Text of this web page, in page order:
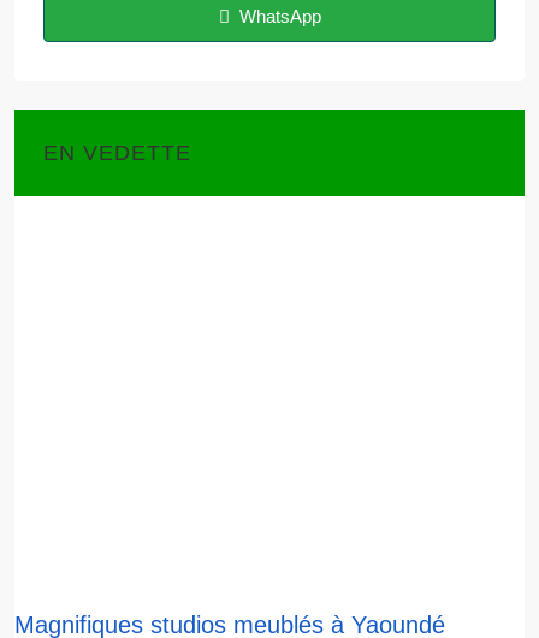
WhatsApp
EN VEDETTE
Magnifiques studios meublés à Yaoundé